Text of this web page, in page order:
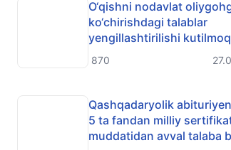
O‘qishni nodavlat
ko‘chirishdagi talablar
yengillashtirilishi
870
Qashqadaryolik
5 ta fandan milliy
muddatidan avval talaba